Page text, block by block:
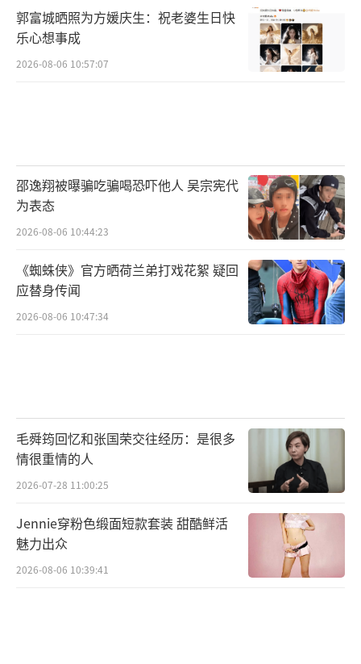
播放走势整体呈现上扬弧线，后续或将具备较
大上升空间。
然而，如果严格用行业剧的制作水准来审
里选取的个别婚恋案例被指“离谱”、不具备
普适性等。因此，仅从现在的“牌局”来说，
《蛮好的人生》仍具有一定的领先优势，但
《成家》也依然有迎头赶上的潜力。站在行业
类型剧乃至整个剧集市场的层面去看，想要打
响这张都市“王炸”，二者都需再加一把劲
郭富城晒照为方媛庆生：祝老婆生日快
乐心想事成
2026-08-06 10:57:07
邵逸翔被曝骗吃骗喝恐吓他人 吴宗宪代
为表态
2026-08-06 10:44:23
《蜘蛛侠》官方晒荷兰弟打戏花絮 疑回
应替身传闻
2026-08-06 10:47:34
毛舜筠回忆和张国荣交往经历：是很多
情很重情的人
2026-07-28 11:00:25
Jennie穿粉色缎面短款套装 甜酷鲜活
魅力出众
2026-08-06 10:39:41